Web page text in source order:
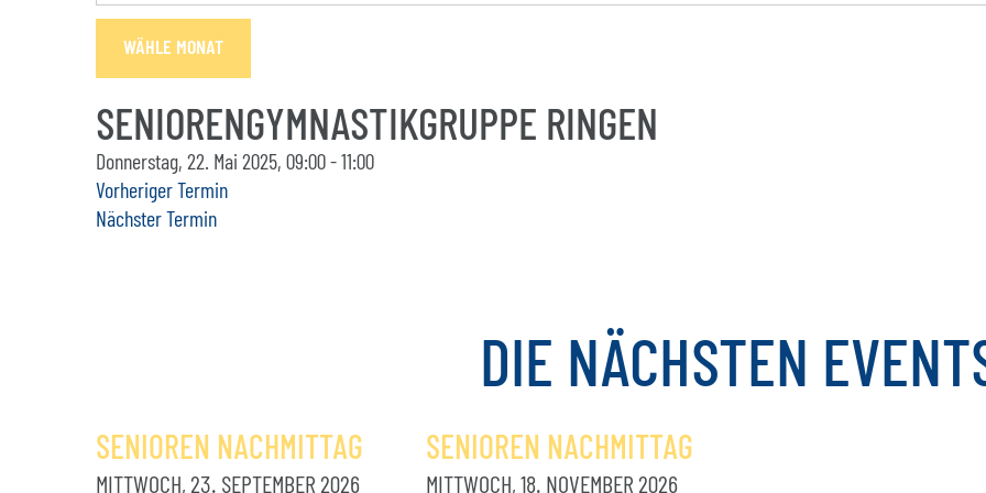
WÄHLE MONAT
SENIORENGYMNASTIKGRUPPE RINGEN
Donnerstag, 22. Mai 2025, 09:00 - 11:00
Vorheriger Termin
Nächster Termin
DIE NÄCHSTEN
SENIOREN NACHMITTAG
MITTWOCH, 23. SEPTEMBER 2026
SENIOREN NACHMITTAG
MITTWOCH, 18. NOVEMBER 2026